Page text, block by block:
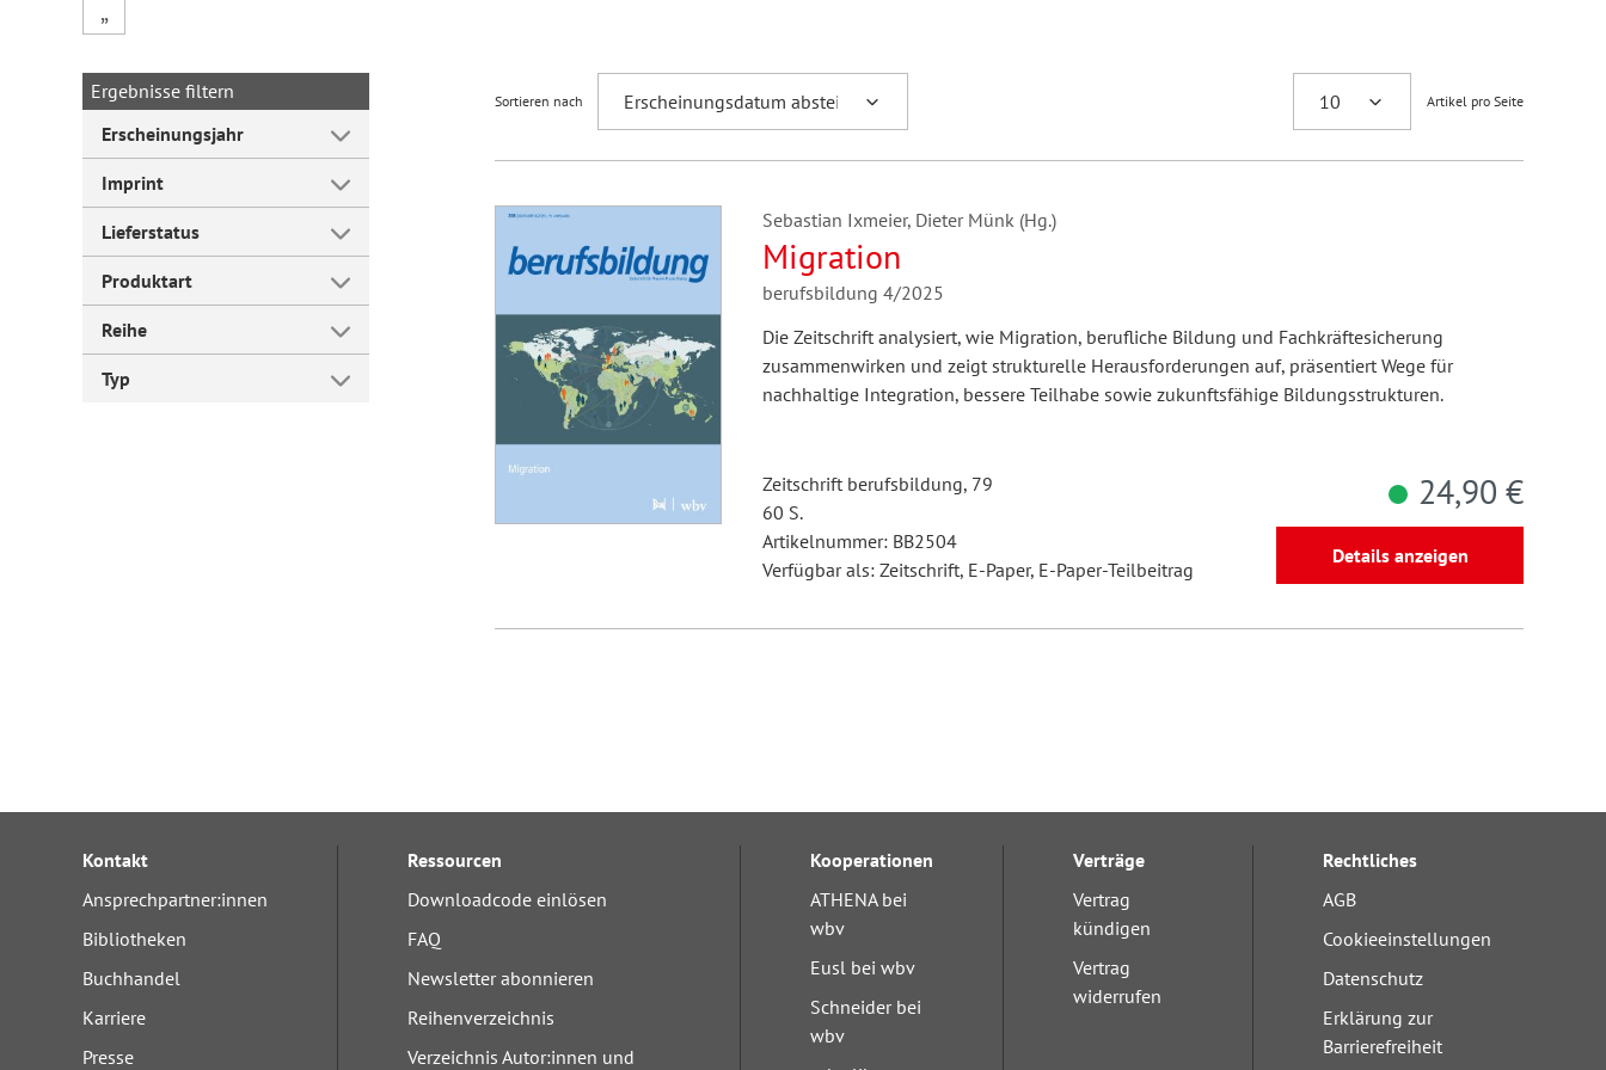
Forum Arbeitslehre
„
Ergebnisse filtern
Erscheinungsjahr
Imprint
Lieferstatus
Produktart
Reihe
Typ
Sortieren nach Artikel pro Seite
Sebastian Ixmeier, Dieter Münk (Hg.)
Migration
berufsbildung 4/2025
Die Zeitschrift analysiert, wie Migration, berufliche Bildung und Fachkräftesicherung
zusammenwirken und zeigt strukturelle Herausforderungen auf, präsentiert Wege für
nachhaltige Integration, bessere Teilhabe sowie zukunftsfähige Bildungsstrukturen.
Zeitschrift berufsbildung, 79
60 S.
Artikelnummer: BB2504
Verfügbar als: Zeitschrift, E-Paper, E-Paper-Teilbeitrag
24,90 €
Details anzeigen
Kontakt
Ansprechpartner:innen
Bibliotheken
Buchhandel
Karriere
Presse
Ressourcen
Downloadcode einlösen
FAQ
Newsletter abonnieren
Reihenverzeichnis
Verzeichnis Autor:innen und
Kooperationen
ATHENA bei
wbv
Eusl bei wbv
Schneider bei
wbv
Verträge
Vertrag
kündigen
Vertrag
widerrufen
Rechtliches
AGB
Cookieeinstellungen
Datenschutz
Erklärung zur
Barrierefreiheit